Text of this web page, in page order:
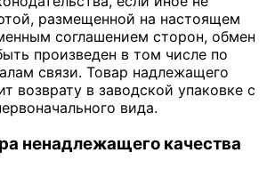
размещенной на настоящем
соглашением сторон, обмен
произведен в том числе по
связи. Товар надлежащего
возврату в заводской упаковке с
вида.
ненадлежащего качества